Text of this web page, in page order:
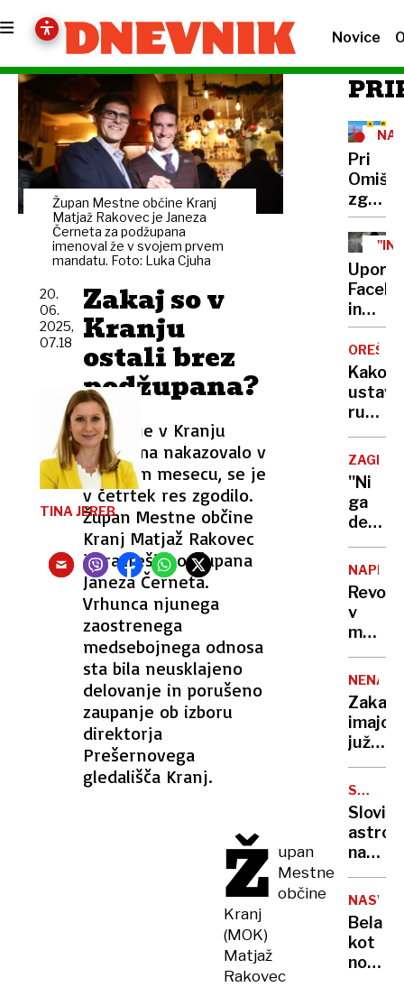
Novice
Župan Mestne občine Kranj
Matjaž Rakovec je Janeza
Černeta za podžupana
imenoval že v svojem prvem
mandatu. Foto: Luka Cjuha
Zakaj so v
Kranju
ostali brez
podžupana?
Kar se je v Kranju
potihoma nakazovalo v
zadnjem mesecu, se je
v četrtek res zgodilo.
Župan Mestne občine
Kranj Matjaž Rakovec
je razrešil podžupana
Janeza Černeta.
Vrhunca njunega
zaostrenega
medsebojnega odnosa
sta bila neusklajeno
delovanje in porušeno
zaupanje ob izboru
direktorja
Prešernovega
gledališča Kranj.
20.
06.
2025,
07.18
TINA JEREB
Ž upan
Mestne
občine
Kranj
(MOK)
Matjaž
Rakovec
NA
Pri
Omišu
12
hiš,
požar
nad
omejili
in
takoj
gesla!
Kako
rusko
raketo,
ki do
baze
le 11
minut?
ZAGREB
''Ni
ga
za
bi
delala
na
v
kirurg
11.000
stran
Zakaj
imajo
klubi
lahko
tuje
pa
ne?
SMEŠNA
PLAT
Sloviti
potop.
se je
s
paniko
NASVET
Bela
kot
nova: